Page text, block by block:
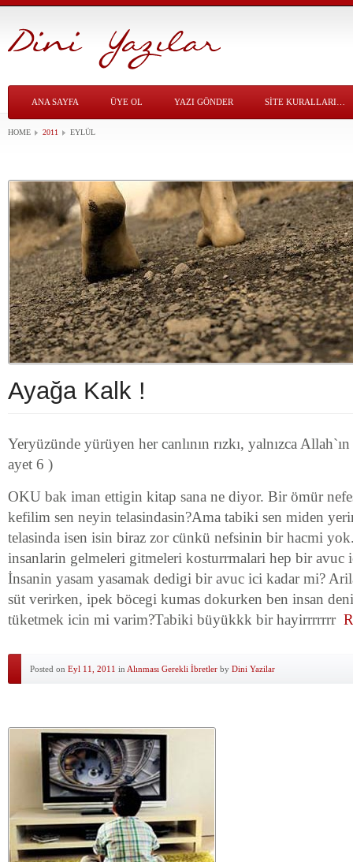
ANA SAYFA ÜYE OL YAZI GÖNDER SITE KURALLARI…
HOME 2011 EYLÜL
Ayağa Kalk !
Yeryüzünde yürüyen her canlının rızkı, yalnızca
ayet 6 )
OKU bak iman ettigin kitap sana ne diyor. Bir ömür
kefilim sen neyin telasindasin?Ama tabiki sen miden
telasinda isen isin biraz zor cünkü nefsinin bir hacmi
insanlarin gelmeleri gitmeleri kosturrmalari hep bir avuc
İnsanin yasam yasamak dedigi bir avuc ici kadar mi?
süt verirken, ipek böcegi kumas dokurken ben insan
tüketmek icin mi varim?Tabiki büyükkk bir hayirrrrrrr
Posted on Eyl 11, 2011 in Alınması Gerekli İbretler by Dini Yazilar